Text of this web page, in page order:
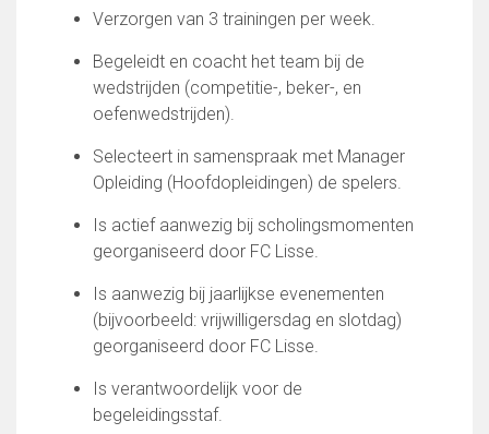
Beleidsplan Jeugd
Keepersopleiding
Partnerclub van Ajax
LED-boarding NIEUW!
Sponsoren
Business Club 2.0
Heeren van Ter Specke
Maatschappelijke bijdrage
Steun bij contributie
Support Casper
Dagbesteding ’s Heeren Loo
De gezonde sportkantine
Verzorgen van 3 trainingen per week.
Begeleidt en coacht het team bij de
wedstrijden (competitie-, beker-, en
oefenwedstrijden).
Selecteert in samenspraak met Manager
Opleiding (Hoofdopleidingen) de spelers.
Is actief aanwezig bij scholingsmomenten
georganiseerd door FC Lisse.
Is aanwezig bij jaarlijkse evenementen
(bijvoorbeeld: vrijwilligersdag en slotdag)
georganiseerd door FC Lisse.
Is verantwoordelijk voor de
begeleidingsstaf.